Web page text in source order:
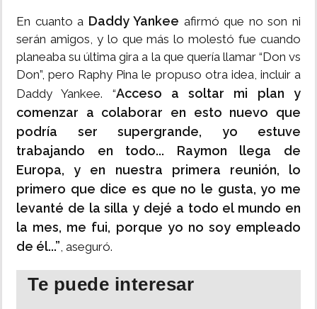
En cuanto a Daddy Yankee afirmó que no son ni
serán amigos, y lo que más lo molestó fue cuando
planeaba su última gira a la que quería llamar “Don vs
Don”, pero Raphy Pina le propuso otra idea, incluir a
Daddy Yankee. “Acceso a soltar mi plan y
comenzar a colaborar en esto nuevo que
podría ser supergrande, yo estuve
trabajando en todo... Raymon llega de
Europa, y en nuestra primera reunión, lo
primero que dice es que no le gusta, yo me
levanté de la silla y dejé a todo el mundo en
la mes, me fui, porque yo no soy empleado
de él...”, aseguró.
Te puede interesar